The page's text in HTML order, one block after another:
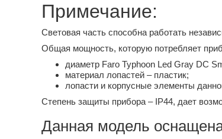
Примечание:
Световая часть способна работать
Общая мощность, которую потребляет
диаметр Faro Typhoon Led Gray DC
материал лопастей – пластик;
лопасти и корпусные элементы
Степень защиты прибора – IP44, дает
Данная модель